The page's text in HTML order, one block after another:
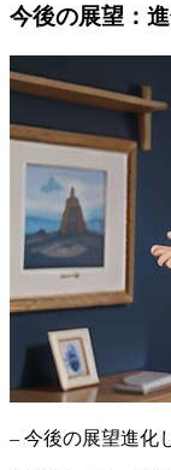
今後の展望：
– 今後の展望進化